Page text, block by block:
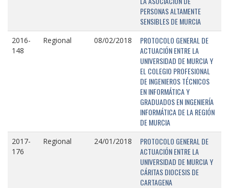
PERSONAS ALTAMENTE
SENSIBLES DE MURCIA
2016-
148
Regional 08/02/2018
PROTOCOLO GENERAL DE
ACTUACIÓN ENTRE LA
UNIVERSIDAD DE MURCIA Y
EL COLEGIO PROFESIONAL
DE INGENIEROS TÉCNICOS
EN INFORMÁTICA Y
GRADUADOS EN INGENIERÍA
INFORMÁTICA DE LA REGIÓN
DE MURCIA
2017-
176
Regional 24/01/2018
PROTOCOLO GENERAL DE
ACTUACIÓN ENTRE LA
UNIVERSIDAD DE MURCIA Y
CÁRITAS DIOCESIS DE
CARTAGENA